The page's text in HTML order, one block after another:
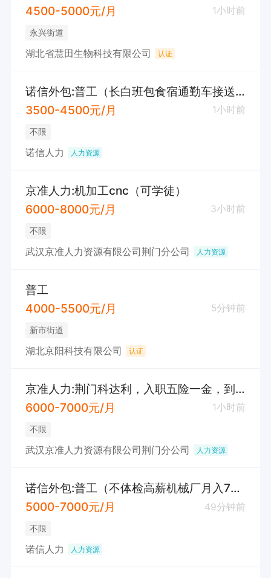
4500-5000元/月
1小时前
永兴街道
湖北省慧田生物科技有限公司 认证
诺信外包:普工（长白班包食宿通勤车接送）
3500-4500元/月
1小时前
不限
诺信人力 人力资源
京准人力:机加工cnc（可学徒）
6000-8000元/月
3小时前
不限
武汉京准人力资源有限公司荆门分公司 人力资源
普工
4000-5500元/月
5分钟前
新市街道
湖北京阳科技有限公司 认证
京准人力:荆门科达利，入职五险一金，到手6000-7000。
6000-7000元/月
1小时前
不限
武汉京准人力资源有限公司荆门分公司 人力资源
诺信外包:普工（不体检高薪机械厂月入7000）
5000-7000元/月
49分钟前
不限
诺信人力 人力资源